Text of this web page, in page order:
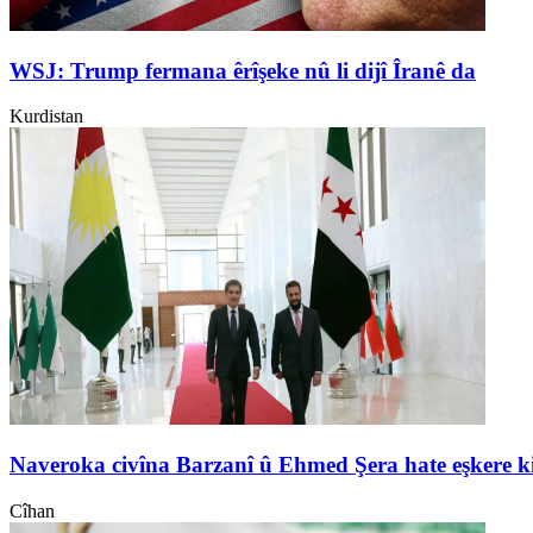
WSJ: Trump fermana êrîşeke nû li dijî Îranê da
Kurdistan
Naveroka civîna Barzanî û Ehmed Şera hate eşkere
Cîhan